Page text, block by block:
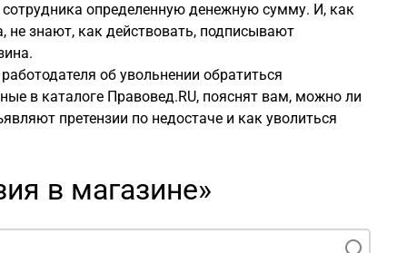
определенную денежную сумму. И, как
знают, как действовать, подписывают
об увольнении обратиться
в каталоге Правовед.RU, пояснят вам, можно ли
претензии по недостаче и как уволиться
в магазине»